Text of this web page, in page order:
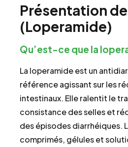
Présentation
(Loperamide)
Qu’est-ce que la
La loperamide est un
référence agissant sur les
intestinaux. Elle ralentit le
consistance des selles et
des épisodes diarrhéiques.
comprimés, gélules et